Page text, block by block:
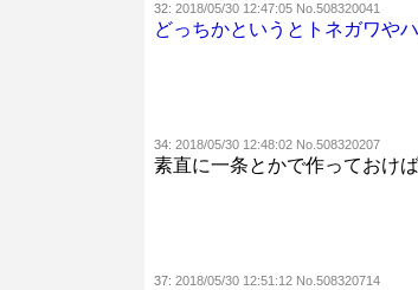
32: 2018/05/30 12:47:05 No.508320041
どっちかというとトネガワや
34: 2018/05/30 12:48:02 No.508320207
素直に一条とかで作っておけ
37: 2018/05/30 12:51:12 No.508320714